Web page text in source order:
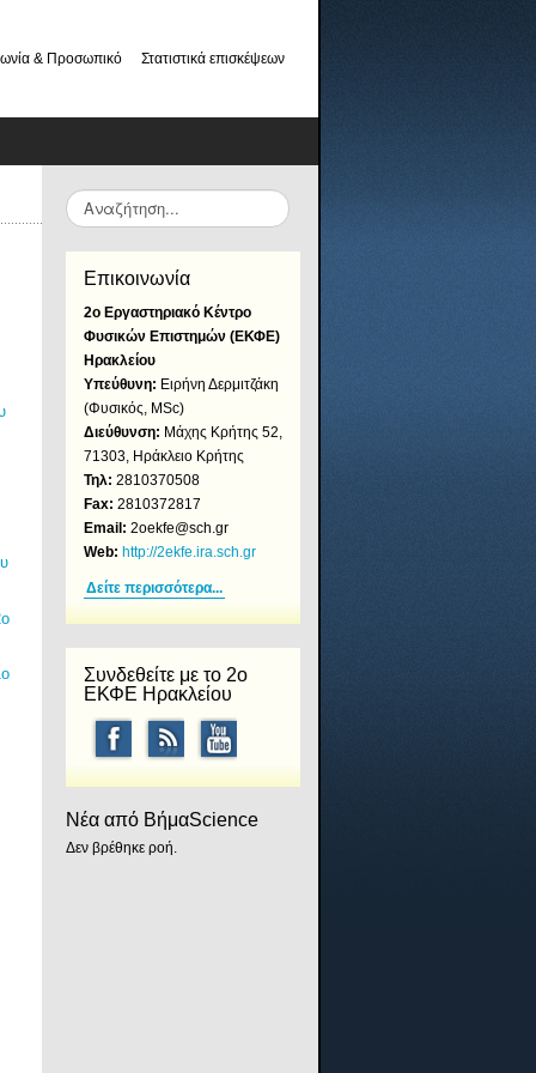
& Προσωπικό Στατιστικά επισκέψεων
Αναζήτηση...
Επικοινωνία
2ο Εργαστηριακό Κέντρο
Φυσικών Επιστημών (ΕΚΦΕ)
Ηρακλείου
Υπεύθυνη: Ειρήνη Δερμιτζάκη
(Φυσικός, MSc)
Διεύθυνση: Μάχης Κρήτης 52,
71303, Ηράκλειο Κρήτης
Τηλ: 2810370508
Fax: 2810372817
Email: 2oekfe@sch.gr
Web: http://2ekfe.ira.sch.gr
Δείτε περισσότερα...
Συνδεθείτε με το 2ο
ΕΚΦΕ Ηρακλείου
Νέα από ΒήμαScience
Δεν βρέθηκε ροή.